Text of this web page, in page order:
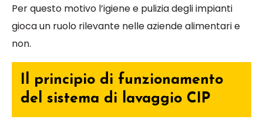
Per questo motivo l’igiene e pulizia degli impianti
gioca un ruolo rilevante nelle aziende alimentari e
non.
Il principio di funzionamento
del sistema di lavaggio CIP